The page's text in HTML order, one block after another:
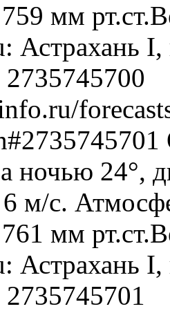
мм
Астрахань
2735745700
ночью 24°,
м/с.
мм
Астрахань
2735745701